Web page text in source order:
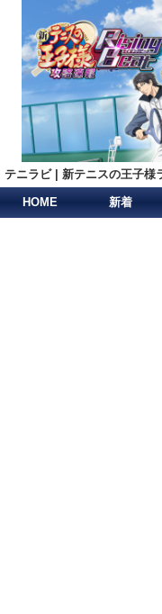
テニラビ | 新テニスの王子様
HOME 新着